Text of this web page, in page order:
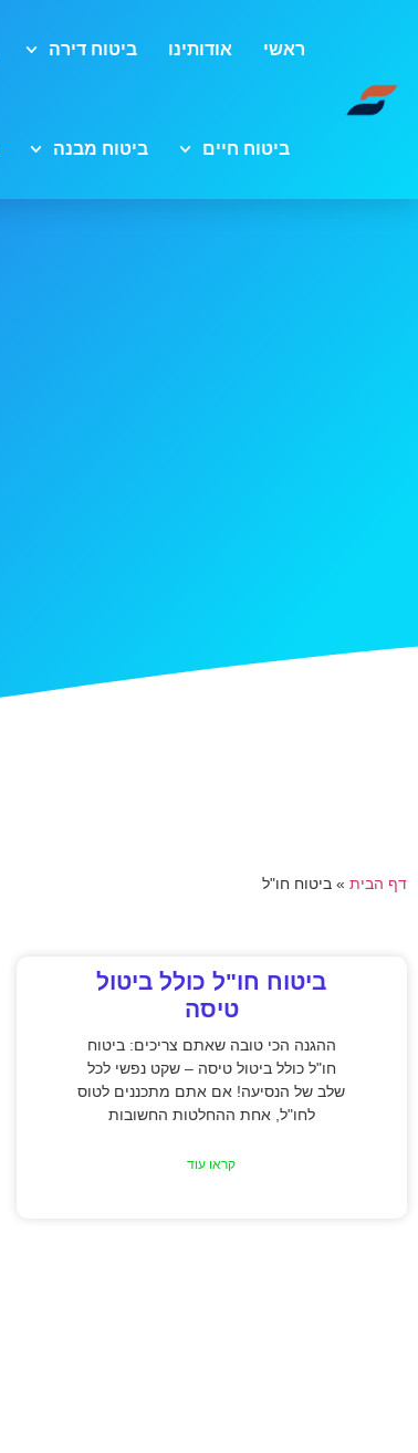
ראשי אודותינו ביטוח דירה
ביטוח חיים ביטוח מבנה
דף הבית » ביטוח חו"ל
ביטוח חו"ל כולל ביטול
טיסה
ההגנה הכי טובה שאתם צריכים: ביטוח
חו"ל כולל ביטול טיסה – שקט נפשי לכל
שלב של הנסיעה! אם אתם מתכננים לטוס
לחו"ל, אחת ההחלטות החשובות
קראו עוד